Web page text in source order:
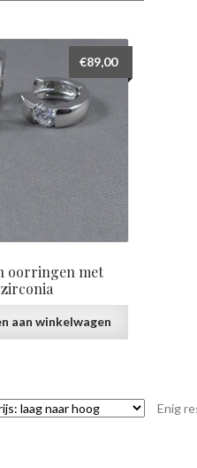
oorringen met
zirconia
€89,00
aan winkelwagen
Enig